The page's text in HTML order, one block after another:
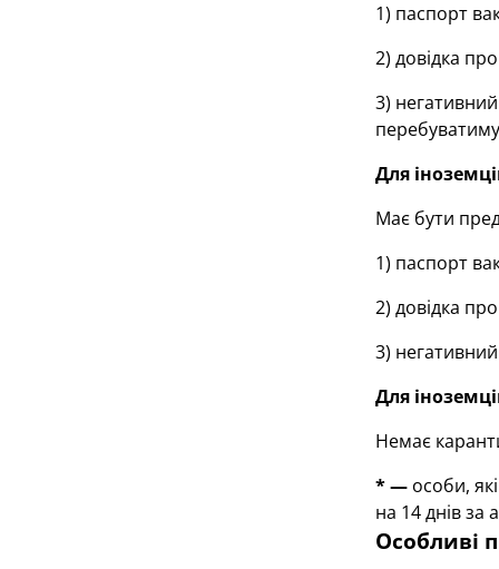
1) паспорт
2) довідка
3)
Для
Має бути
1) паспорт
2) довідка
3)
Для
Немає
* —особи,
на 14 днів за
Особливі